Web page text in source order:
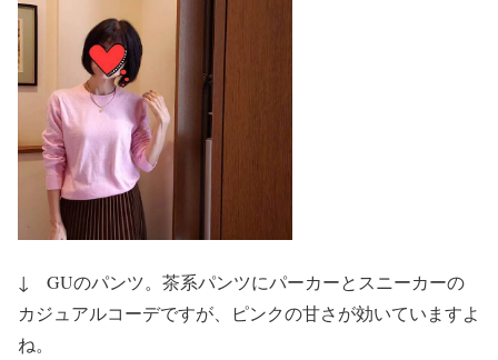
↓ GUのパンツ。茶系パンツにパーカーとスニーカーの
カジュアルコーデですが、ピンクの甘さが効いていますよ
ね。